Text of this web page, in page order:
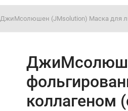
ДжиМсолюшен (JMsolution) Маска для
коллагеном